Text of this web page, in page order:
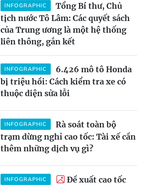
INFOGRAPHIC
Tổng Bí thư, Chủ
tịch nước Tô Lâm: Các quyết sách
của Trung ương là một hệ thống
liên thông, gắn kết
INFOGRAPHIC
6.426 mô tô Honda
bị triệu hồi: Cách kiểm tra xe có
thuộc diện sửa lỗi
INFOGRAPHIC
Rà soát toàn bộ
trạm dừng nghỉ cao tốc: Tài xế cần
thêm những dịch vụ gì?
INFOGRAPHIC
Đề xuất cao tốc